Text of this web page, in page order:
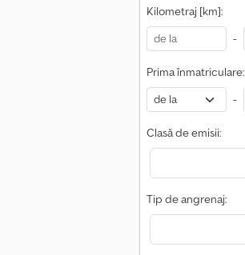
Kilometraj [km]:
-
Prima înmatriculare:
-
Clasă de emisii:
Tip de angrenaj: